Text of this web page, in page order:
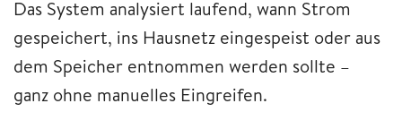
Das System analysiert laufend, wann Strom
gespeichert, ins Hausnetz eingespeist oder aus
dem Speicher entnommen werden sollte –
ganz ohne manuelles Eingreifen.